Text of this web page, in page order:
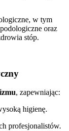
w tym
oraz
stóp.
, zapewniając:
higienę.
profesjonalistów.